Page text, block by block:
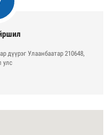
дүүрэг Улаанбаатар 210648,
улс